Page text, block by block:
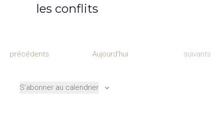
les conflits
Évènements
précédents Aujourd'hui suivants
S’abonner au calendrier